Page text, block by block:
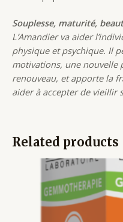
Souplesse, maturité,
L’Amandier va aider
physique et psychique. Il
motivations, une nouvelle
renouveau, et apporte la
aider à accepter de vieillir
Related products